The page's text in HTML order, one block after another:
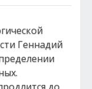
Геннадий